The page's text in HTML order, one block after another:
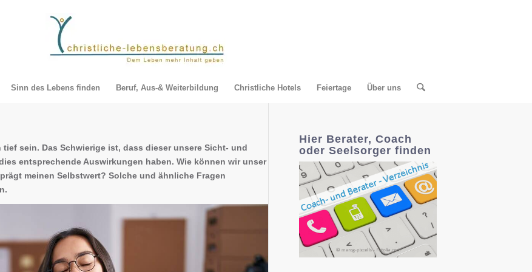
Sinn des Lebens finden Beruf, Aus-& Weiterbildung Christliche Hotels Feiertage Über uns
sein. Das Schwierige ist, dass dieser unsere Sicht- und
entsprechende Auswirkungen haben. Wie können wir unser
meinen Selbstwert? Solche und ähnliche Fragen
Hier Berater, Coach
oder Seelsorger finden